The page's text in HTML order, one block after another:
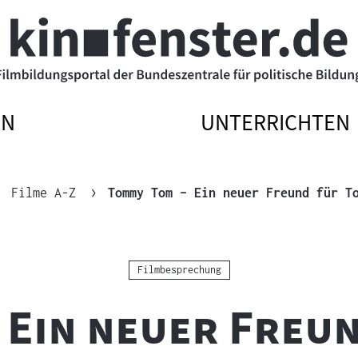
UNTERRICHTEN
Filme A-Z Tommy Tom – Ein neuer Freund für
Kategorie:
Filmbesprechung
Ein neuer